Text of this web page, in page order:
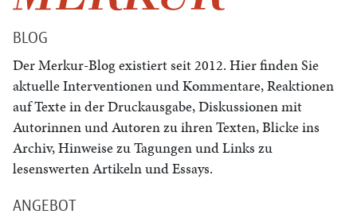
BLOG
Der Merkur-Blog existiert seit 2012. Hier finden Sie
aktuelle Interventionen und Kommentare, Reaktionen
auf Texte in der Druckausgabe, Diskussionen mit
Autorinnen und Autoren zu ihren Texten, Blicke ins
Archiv, Hinweise zu Tagungen und Links zu
lesenswerten Artikeln und Essays.
ANGEBOT